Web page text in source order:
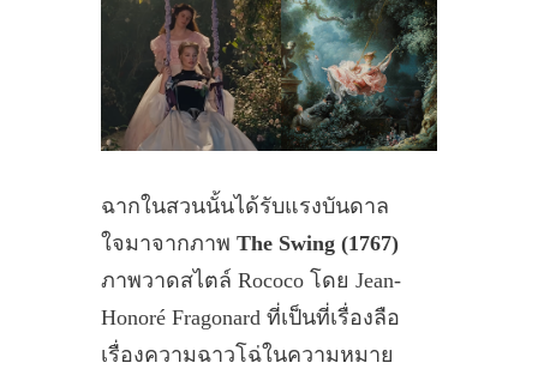
ฉากในสวนนั้นได้รับแรงบันดาล
ใจมาจากภาพ The Swing (1767)
ภาพวาดสไตล์ Rococo โดย Jean-
Honoré Fragonard ที่เป็นที่เรื่องลือ
เรื่องความฉาวโฉ่ในความหมาย